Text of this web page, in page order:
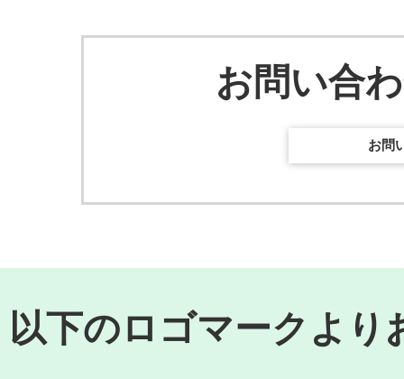
お問い合
お問
以下のロゴマークより